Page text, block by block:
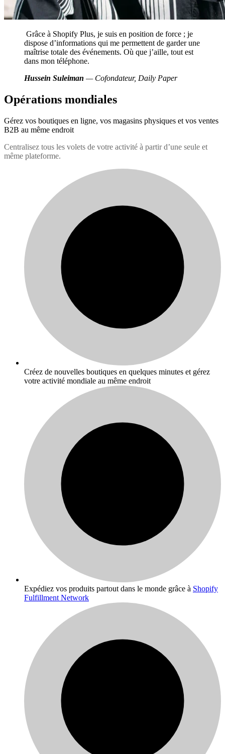
Grâce à Shopify Plus, je suis en position de force ; je
dispose d’informations qui me permettent de garder une
maîtrise totale des événements. Où que j’aille, tout est
dans mon téléphone.
Hussein Suleiman — Cofondateur, Daily Paper
Opérations mondiales
Gérez vos boutiques en ligne, vos magasins physiques et vos ventes
B2B au même endroit
Centralisez tous les volets de votre activité à partir d’une seule et
même plateforme.
Créez de nouvelles boutiques en quelques minutes et gérez
votre activité mondiale au même endroit
Expédiez vos produits partout dans le monde grâce à Shopify
Fulfillment Network